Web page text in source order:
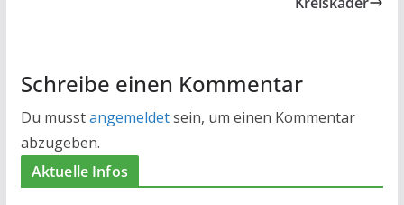
Schreibe einen Kommentar
Du musstangemeldetsein, um einen Kommentar
abzugeben.
Aktuelle Infos